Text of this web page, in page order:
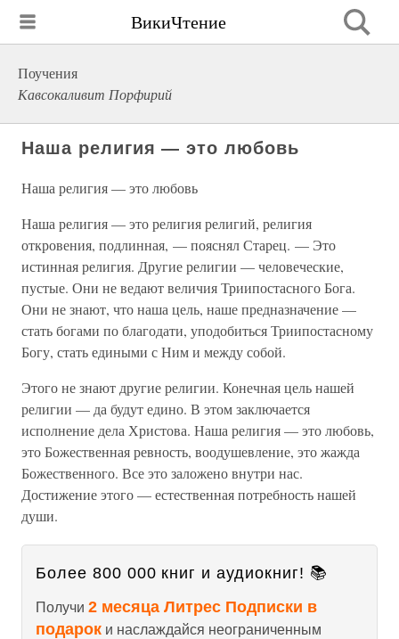
ВикиЧтение
Поучения
Кавсокаливит Порфирий
Наша религия — это любовь
Наша религия — это любовь
Наша религия — это религия религий, религия
откровения, подлинная, — пояснял Старец. — Это
истинная религия. Другие религии — человеческие,
пустые. Они не ведают величия Триипостасного Бога.
Они не знают, что наша цель, наше предназначение —
стать богами по благодати, уподобиться Триипостасному
Богу, стать едиными с Ним и между собой.
Этого не знают другие религии. Конечная цель нашей
религии — да будут едино. В этом заключается
исполнение дела Христова. Наша религия — это любовь,
это Божественная ревность, воодушевление, это жажда
Божественного. Все это заложено внутри нас.
Достижение этого — естественная потребность нашей
души.
Более 800 000 книг и аудиокниг! 📚
Получи 2 месяца Литрес Подписки в
подарок и наслаждайся неограниченным